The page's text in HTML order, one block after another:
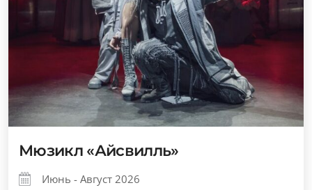
Мюзикл «Айсвилль»
Июнь - Август 2026